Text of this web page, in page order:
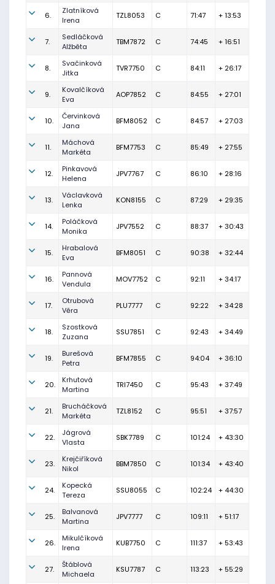
6.
Zlatníková
Irena
TZL8053 C 71:47 + 13:53
7.
Sedláčková
Alžběta
TBM7872 C 74:45 + 16:51
8.
Svačinková
Jitka
TVR7750 C 84:11 + 26:17
9.
Kovalčíková
Eva
AOP7852 C 84:55 + 27:01
10.
Červinková
Jana
BFM8052 C 84:57 + 27:03
11.
Máchová
Markéta
BFM7753 C 85:49 + 27:55
12.
Pinkavová
Helena
JPV7767 C 86:10 + 28:16
13.
Václavková
Lenka
KON8155 C 87:29 + 29:35
14.
Poláčková
Monika
JPV7552 C 88:37 + 30:43
15.
Hrabalová
Eva
BFM8051 C 90:38 + 32:44
16.
Pannová
Vendula
MOV7752 C 92:11 + 34:17
17.
Otrubová
Věra
PLU7777 C 92:22 + 34:28
18.
Szostková
Zuzana
SSU7851 C 92:43 + 34:49
19.
Burešová
Petra
BFM7855 C 94:04 + 36:10
20.
Krhutová
Martina
TRI7450 C 95:43 + 37:49
21.
Brucháčková
Markéta
TZL8152 C 95:51 + 37:57
22.
Jágrová
Vlasta
SBK7789 C 101:24 + 43:30
23.
Krejčiříková
Nikol
BBM7850 C 101:34 + 43:40
24.
Kopecká
Tereza
SSU8055 C 102:24 + 44:30
25.
Balvanová
Martina
JPV7777 C 109:11 + 51:17
26.
Mikulčíková
Irena
KUB7750 C 111:37 + 53:43
27.
Štáblová
Michaela
KSU7787 C 113:23 + 55:29